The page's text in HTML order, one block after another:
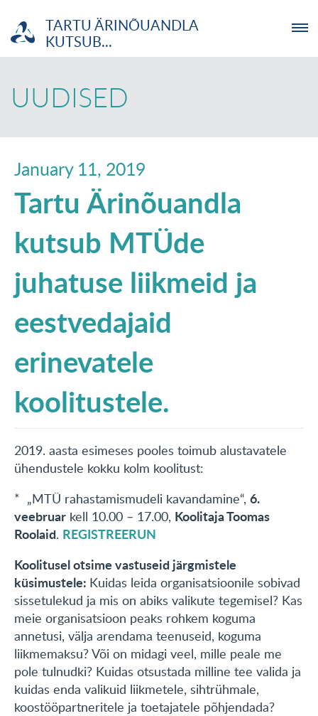
TARTU ÄRINÕUANDLA
KUTSUB...
MTÜ
INVESTOR
TUTVUSTUS
UUDISED
English
UUDISED
January 11, 2019
Tartu Ärinõuandla
kutsub MTÜde
juhatuse liikmeid ja
eestvedajaid
erinevatele
koolitustele.
2019. aasta esimeses pooles toimub alustavatele
ühendustele kokku kolm koolitust:
* „MTÜ rahastamismudeli kavandamine“, 6.
veebruar kell 10.00 – 17.00, Koolitaja Toomas
Roolaid. REGISTREERUN
Koolitusel otsime vastuseid järgmistele
küsimustele: Kuidas leida organisatsioonile sobivad
sissetulekud ja mis on abiks valikute tegemisel? Kas
meie organisatsioon peaks rohkem koguma
annetusi, välja arendama teenuseid, koguma
liikmemaksu? Või on midagi veel, mille peale me
pole tulnudki? Kuidas otsustada milline tee valida ja
kuidas enda valikuid liikmetele, sihtrühmale,
koostööpartneritele ja toetajatele põhjendada?